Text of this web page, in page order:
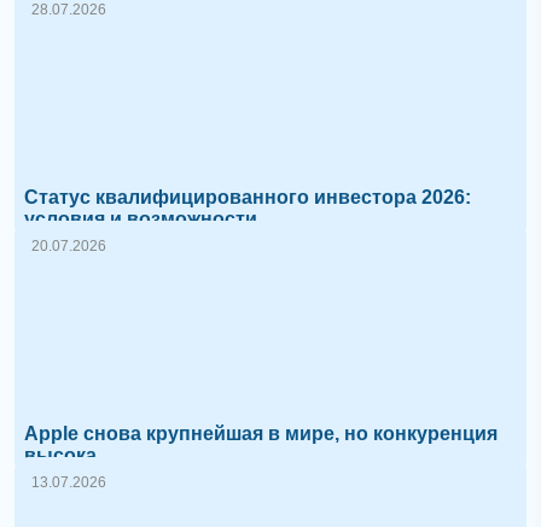
28.07.2026
Статус квалифицированного инвестора 2026:
условия и возможности
20.07.2026
Apple снова крупнейшая в мире, но конкуренция
высока
13.07.2026